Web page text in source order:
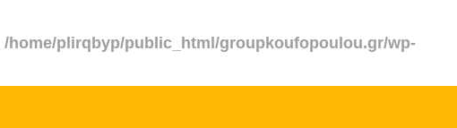
/home/plirqbyp/public_html/groupkoufopoulou.gr/wp-